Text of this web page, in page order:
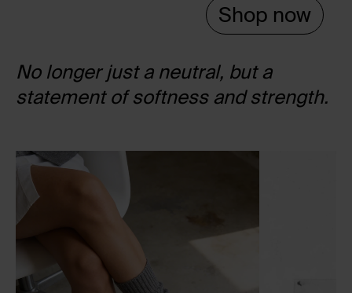
Shop now
No longer just a neutral, but a
statement of softness and strength.